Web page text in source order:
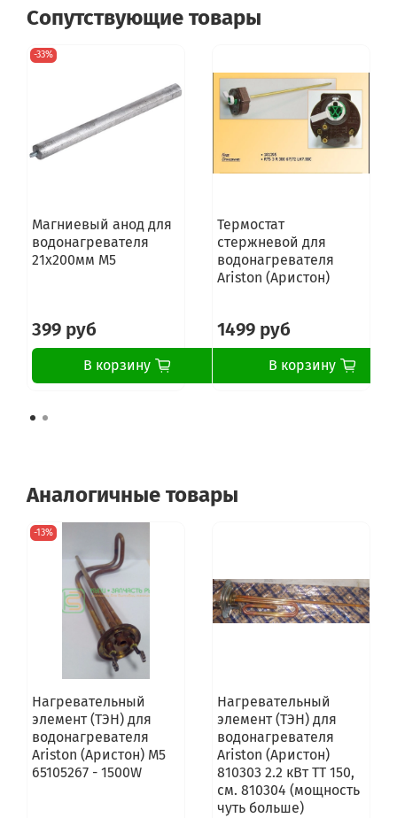
Сопутствующие товары
-33%
Магниевый анод для
водонагревателя
21x200мм M5
399 руб
В корзину
Термостат
стержневой для
водонагревателя
Ariston (Аристон)
1499 руб
В корзину
Аналогичные товары
-13%
Нагревательный
элемент (ТЭН) для
водонагревателя
Ariston (Аристон) M5
65105267 - 1500W
Нагревательный
элемент (ТЭН) для
водонагревателя
Ariston (Аристон)
810303 2.2 кВт ТТ 150,
см. 810304 (мощность
чуть больше)